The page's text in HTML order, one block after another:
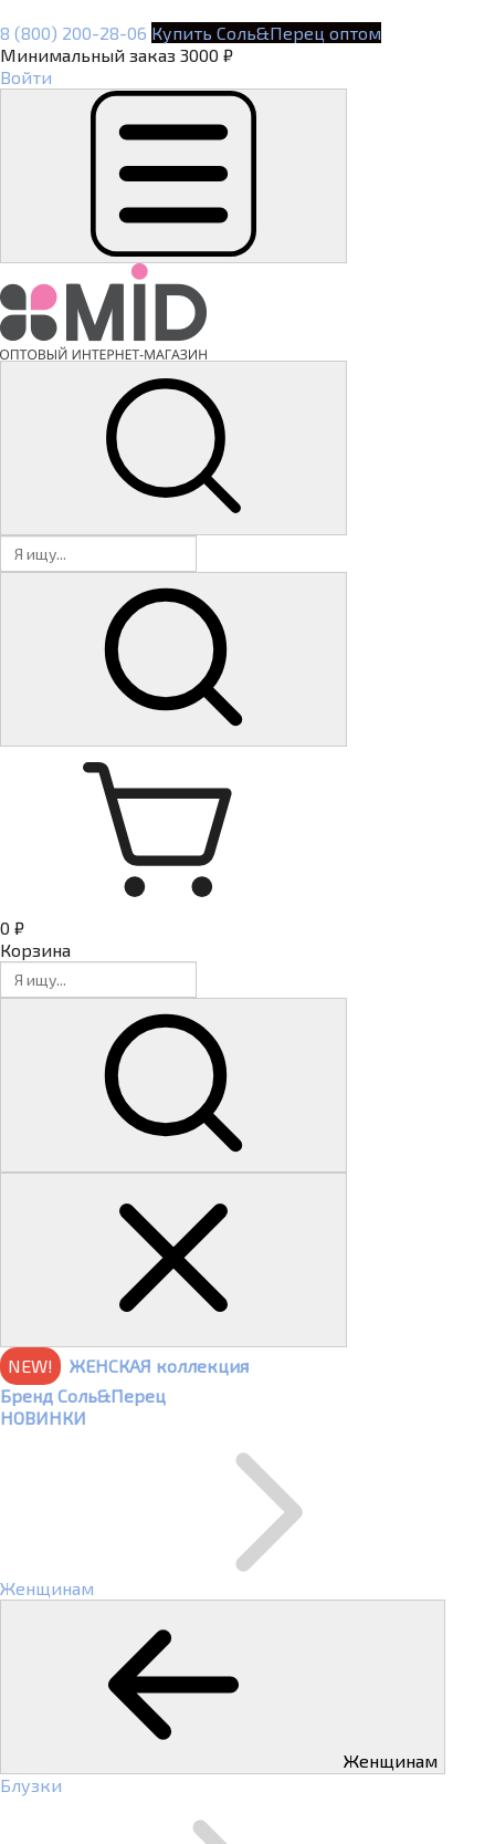
8 (800) 200-28-06 Купить Соль&Перец оптом
Минимальный заказ 3000 ₽
Войти
0 ₽
Корзина
NEW!
ЖЕНСКАЯ коллекция
Бренд Соль&Перец
НОВИНКИ
Женщинам
Женщинам
Блузки